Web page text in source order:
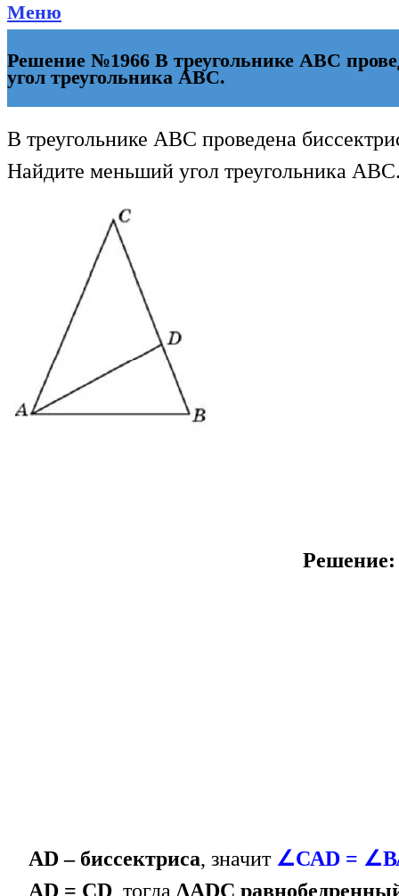
Меню
Решение №1966 В треугольнике ABC
угол треугольника ABC.
В треугольнике ABC проведена
Найдите меньший угол треугольника
Решение:
AD – биссектриса, значит∠САD =
AD = CD, тогда ΔADC